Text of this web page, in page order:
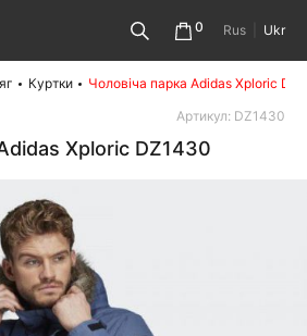
0 Rus Ukr
Куртки
Чоловіча парка Adidas Xploric
Артикул: DZ1430
Xploric DZ1430